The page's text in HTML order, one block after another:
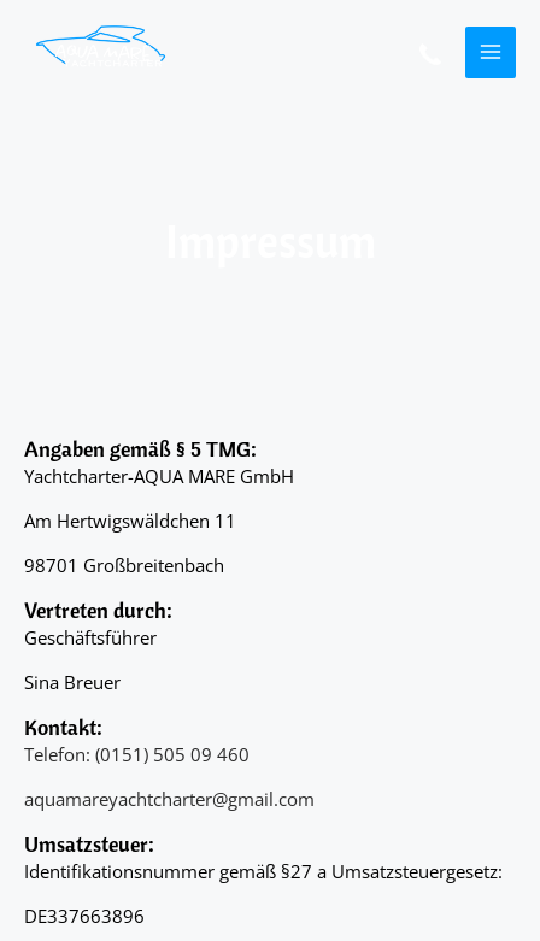
Inhalt
springen
Angaben gemäß § 5 TMG:
Yachtcharter-AQUA MARE GmbH
Am Hertwigswäldchen 11
98701 Großbreitenbach
Vertreten durch:
Geschäftsführer
Sina Breuer
Kontakt:
Telefon: (0151) 505 09 460
aquamareyachtcharter@gmail.com
Umsatzsteuer:
Identifikationsnummer gemäß §27 a Umsatzsteuergesetz:
DE337663896